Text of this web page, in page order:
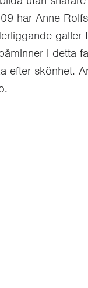
har Anne
galler
i detta
efter skönhet.